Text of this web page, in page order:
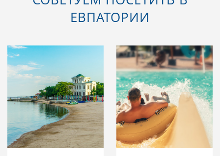
ЕВПАТОРИИ